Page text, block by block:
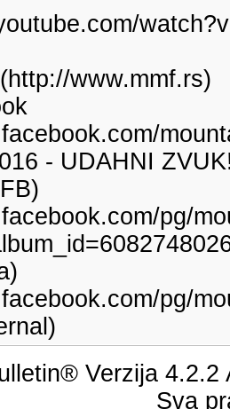
www.mmf.rs)
- UDAHNI
pg/
pg/
Verzija
Sva